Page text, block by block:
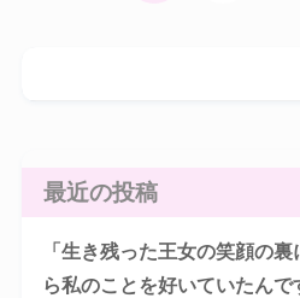
最近の投稿
「生き残った王女の笑顔の
ら私のことを好いていたんで